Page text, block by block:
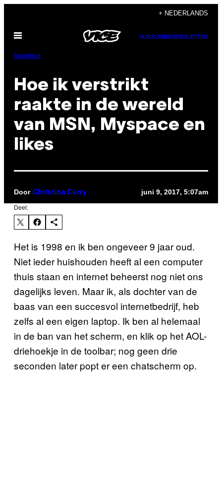
de
inhoud
+ NEDERLANDS
Open
SUBSCRIBENEWSLETTER
Identiteit
Hoe ik verstrikt
raakte in de wereld
van MSN, Myspace en
likes
Door Christina Curry juni 9, 2017, 5:07am
Deel:
Het is 1998 en ik ben ongeveer 9 jaar oud.
Niet ieder huishouden heeft al een computer
thuis staan en internet beheerst nog niet ons
dagelijks leven. Maar ik, als dochter van de
baas van een succesvol internetbedrijf, heb
zelfs al een eigen laptop. Ik ben al helemaal
in de ban van het scherm, en klik op het AOL-
driehoekje in de toolbar; nog geen drie
seconden later popt er een chatscherm op.